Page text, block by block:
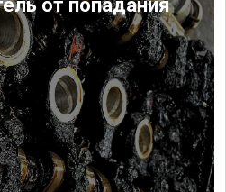
от попадания